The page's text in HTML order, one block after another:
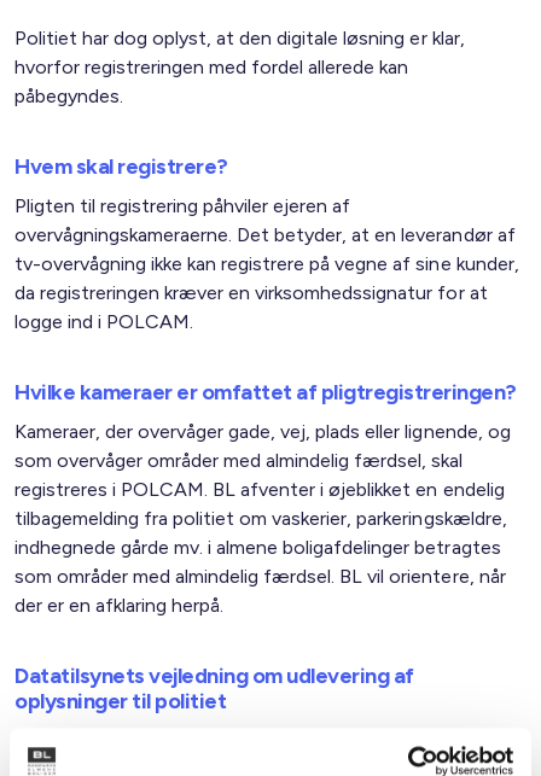
Politiet har dog oplyst, at den digitale løsning er klar,
hvorfor registreringen med fordel allerede kan
påbegyndes.
Hvem skal registrere?
Pligten til registrering påhviler ejeren af
overvågningskameraerne. Det betyder, at en leverandør af
tv-overvågning ikke kan registrere på vegne af sine kunder,
da registreringen kræver en virksomhedssignatur for at
logge ind i POLCAM.
Hvilke kameraer er omfattet af pligtregistreringen?
Kameraer, der overvåger gade, vej, plads eller lignende, og
som overvåger områder med almindelig færdsel, skal
registreres i POLCAM. BL afventer i øjeblikket en endelig
tilbagemelding fra politiet om vaskerier, parkeringskældre,
indhegnede gårde mv. i almene boligafdelinger betragtes
som områder med almindelig færdsel. BL vil orientere, når
der er en afklaring herpå.
Datatilsynets vejledning om udlevering af
oplysninger til politiet
vejledning om udlevering af
personoplysninger til politiet
, som BL anbefaler at læse.